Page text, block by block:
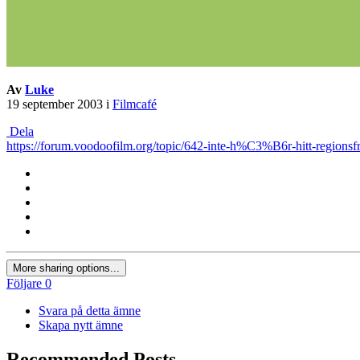
Av Luke
19 september 2003 i Filmcafé
Dela
https://forum.voodoofilm.org/topic/642-inte-h%C3%B6r-hitt-
More sharing options...
Följare 0
Svara på detta ämne
Skapa nytt ämne